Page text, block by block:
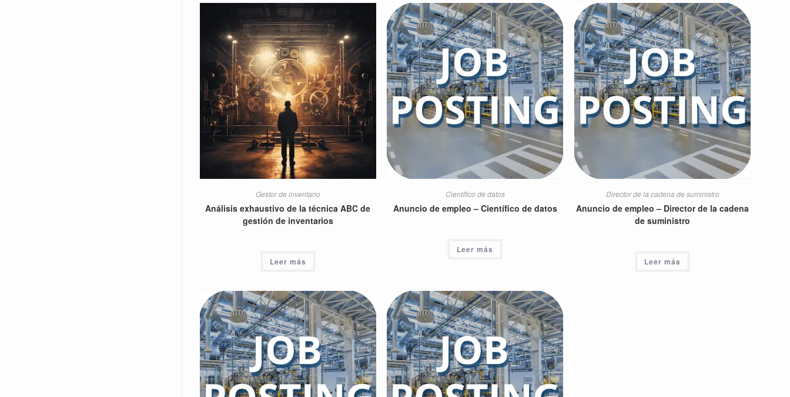
Gestor de inventario
Análisis exhaustivo de la técnica ABC de
gestión de inventarios
Leer más
Científico de datos
Anuncio de empleo – Científico de datos
Leer más
Director de la cadena de suministro
Anuncio de empleo – Director de la cadena
de suministro
Leer más